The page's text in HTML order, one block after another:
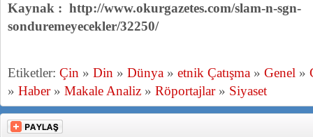
Kaynak : http://www.okurgazetes.com/slam-n-sgn-
sonduremeyecekler/32250/
Etiketler: Çin » Din » Dünya » etnik Çatışma » Genel »
» Haber» Makale Analiz » Röportajlar» Siyaset